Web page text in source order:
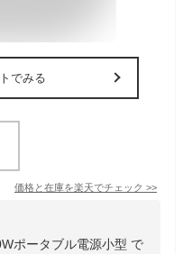
でみる
価格と在庫を楽天でチェック >>
ポータブル電源小型 で